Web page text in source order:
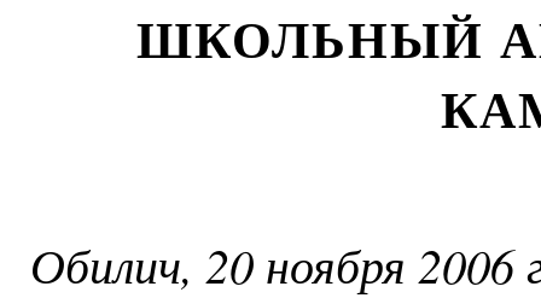
ШКОЛЬНЫЙ
Обилич, 20 ноября 2006